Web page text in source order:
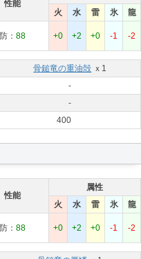
性能
火
水 雷 氷
龍
防： 88 +0 +2 +0 -1 -2
骨鎚竜の重油殻 ｘ1
-
-
400
性能
属性
火
水 雷 氷
龍
防： 88 +0 +2 +0 -1 -2